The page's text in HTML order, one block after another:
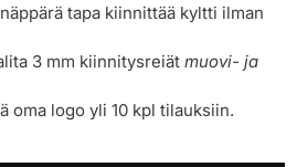
tapa kiinnittää kyltti ilman
3 mm kiinnitysreiätmuovi- ja
oma logo yli 10 kpl tilauksiin.